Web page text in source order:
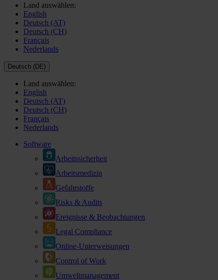
Land auswählen:
English
Deutsch (AT)
Deutsch (CH)
Français
Nederlands
Deutsch (DE)
Land auswählen:
English
Deutsch (AT)
Deutsch (CH)
Français
Nederlands
Software
Arbeitssicherheit
Arbeitsmedizin
Gefahrstoffe
Risks & Audits
Ereignisse & Beobachtungen
Legal Compliance
Online-Unterweisungen
Control of Work
Umweltmanagement